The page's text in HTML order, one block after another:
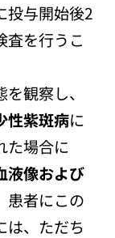
投与開始後2
査を行うこ
観察し、
性紫斑病に
た場合に
液像および
患者にこの
は、ただち